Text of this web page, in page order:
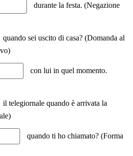
durante la festa. (Negazione
quando sei uscito di casa? (Domanda al
con lui in quel momento.
il telegiornale quando è arrivata la
quando ti ho chiamato? (Forma